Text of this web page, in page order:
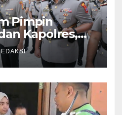
Pimpin
Kapolres,
dan